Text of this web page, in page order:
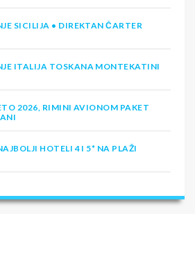
SICILIJA • DIREKTAN ČARTER
ITALIJA TOSKANA MONTEKATINI
2026, RIMINI AVIONOM PAKET
HOTELI 4 I 5* NA PLAŽI